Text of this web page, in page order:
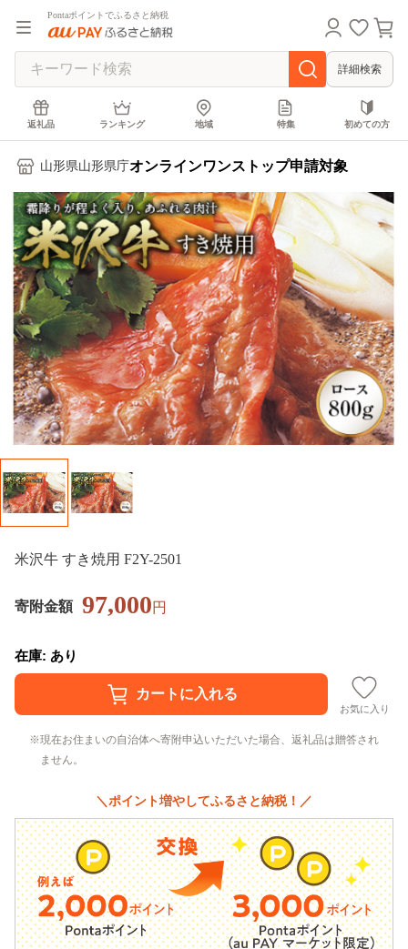
Pontaポイントでふるさと納税
詳細検索
返礼品 ランキング 地域 特集 初めての方
山形県山形県庁オンラインワンストップ申請対象
米沢牛 すき焼用 F2Y-2501
寄附金額 97,000円
在庫: あり
お気に入り
現在お住まいの自治体へ寄附申込いただいた場合、返礼品は贈答され
ません。
＼ポイント増やしてふるさと納税！／